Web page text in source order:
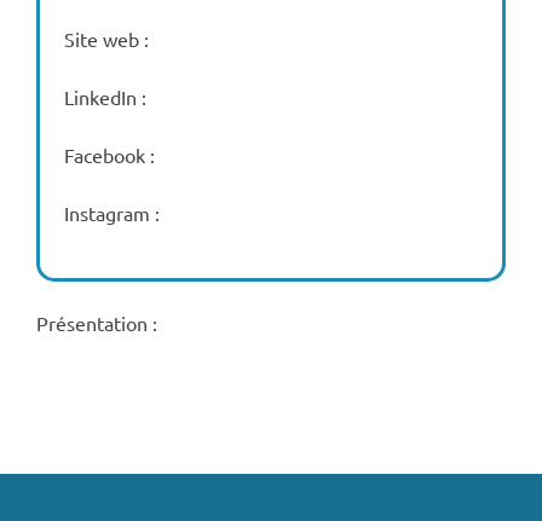
Site web :
LinkedIn :
Facebook :
Instagram :
Présentation :